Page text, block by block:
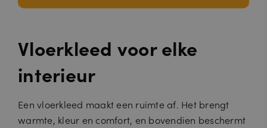
Vloerkleed voor elke
interieur
Een vloerkleed maakt een ruimte af. Het brengt
warmte, kleur en comfort, en bovendien beschermt